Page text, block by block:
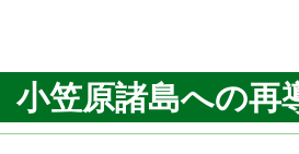
小笠原諸島への再